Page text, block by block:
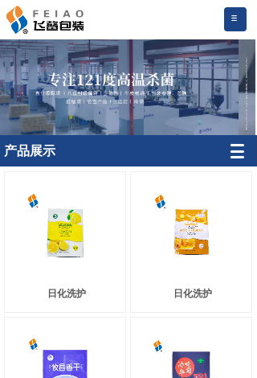
产品展示
日化洗护 日化洗护